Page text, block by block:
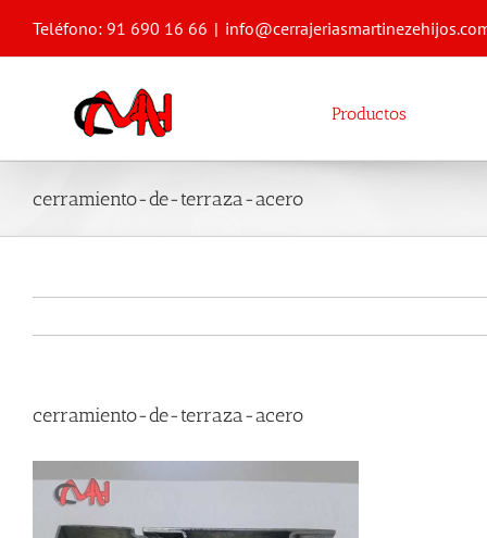
contenido
Teléfono: 91 690 16 66 |
Productos
cerramiento-de-terraza-acero
cerramiento-de-terraza-acero